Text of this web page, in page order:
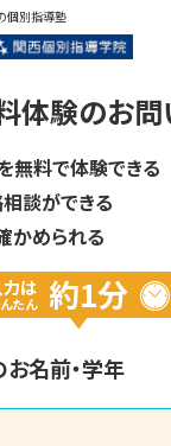
個別指導塾
体験のお
無料で体験できる
談ができる
かめられる
力は
たん 約1分
名前・学年